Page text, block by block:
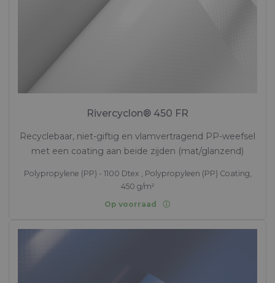
Rivercyclon® 450 FR
Recyclebaar, niet-giftig en vlamvertragend PP-weefsel
met een coating aan beide zijden (mat/glanzend)
Polypropylene (PP) - 1100 Dtex , Polypropyleen (PP) Coating,
450 g/m²
Op voorraad